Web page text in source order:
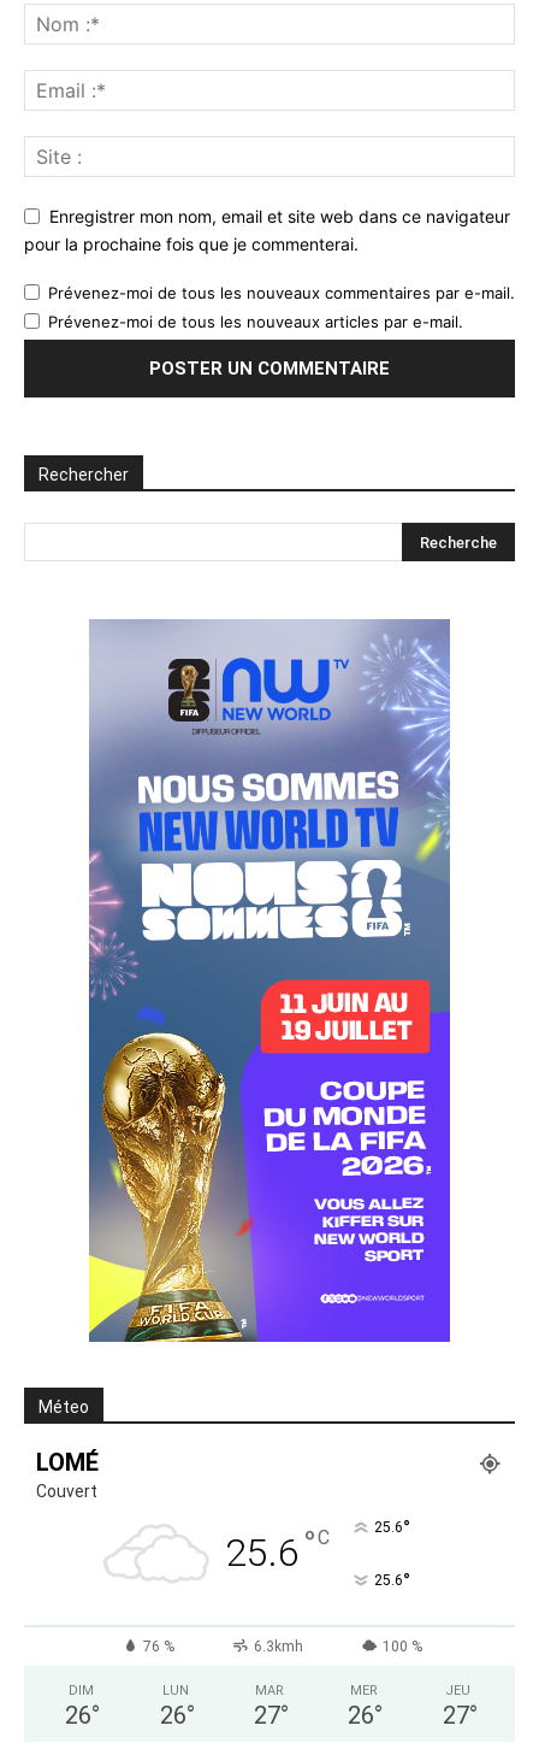
Enregistrer mon nom, email et site web dans ce navigateur
pour la prochaine fois que je commenterai.
Prévenez-moi de tous les nouveaux commentaires par e-mail.
Prévenez-moi de tous les nouveaux articles par e-mail.
Rechercher
Méteo
LOMÉ
Couvert
25.6 °C 25.6°
25.6°
76 % 6.3kmh 100 %
DIM
26°
LUN
26°
MAR
27°
MER
26°
JEU
27°